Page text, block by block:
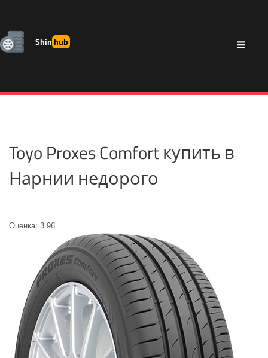
Shinhub
Toyo Proxes Comfort купить в
Нарнии недорого
Оценка: 3.96